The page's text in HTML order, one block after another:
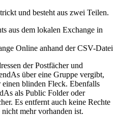
und besteht aus zwei Teilen.
aus dem lokalen Exchange in
Online anhand der CSV-Datei
der Postfächer und
über eine Gruppe vergibt,
blinden Fleck. Ebenfalls
als Public Folder oder
Es entfernt auch keine Rechte
mehr vorhanden ist.